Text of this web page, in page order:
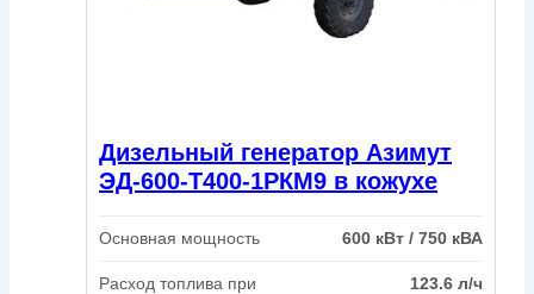
Дизельный генератор Азимут
ЭД-600-Т400-1РКМ9 в кожухе
Основная мощность 600 кВт / 750 кВА
Расход топлива при
123.6 л/ч